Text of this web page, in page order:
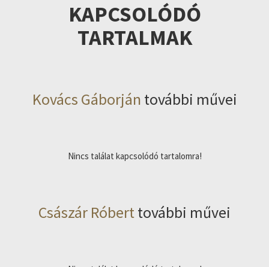
KAPCSOLÓDÓ
TARTALMAK
Kovács Gáborján további művei
Nincs találat kapcsolódó tartalomra!
Császár Róberttovábbi művei